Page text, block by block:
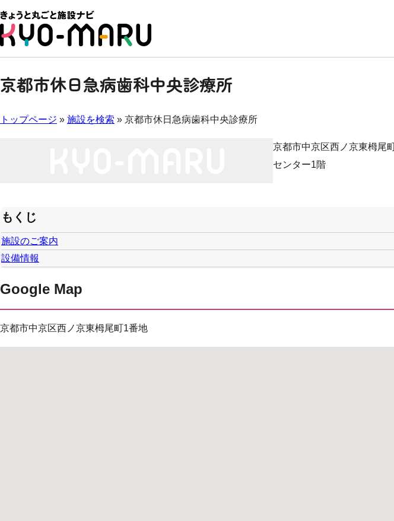
京都市休日急病歯科中央診療所
トップページ » 施設を検索 » 京都市休日急病歯科中央診療所
京都市中京区西ノ京東栂尾
センター1階
もくじ
施設のご案内
設備情報
Google Map
京都市中京区西ノ京東栂尾町1番地